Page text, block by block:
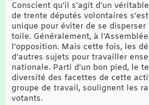
Conscient qu’il s’agit d’un
de trente députés volontaires
unique pour éviter de se
toile. Généralement, à
l’opposition. Mais cette fois, les
d’autres sujets pour travailler
nationale. Parti d’un bon pied, le
diversité des facettes de cette
groupe de travail, soulignent les
votants.